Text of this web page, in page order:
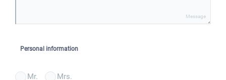
Message
Personal information
Mr. Mrs.